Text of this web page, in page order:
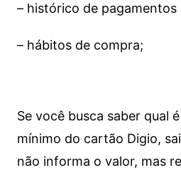
– histórico de
– hábitos de compra;
Se você busca saber qual
mínimo do cartão Digio,
não informa o valor, mas